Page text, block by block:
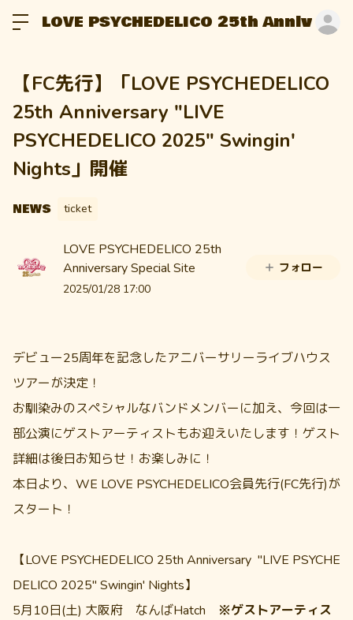
LOVE PSYCHEDELICO 25th
【FC先行】「LOVE PSYCHEDELICO
25th Anniversary "LIVE
PSYCHEDELICO 2025" Swingin'
Nights」開催
NEWS ticket
LOVE PSYCHEDELICO 25th
Anniversary Special Site
2025/01/28 17:00
フォロー
デビュー25周年を記念したアニバーサリーライブハウス
ツアーが決定！
お馴染みのスペシャルなバンドメンバーに加え、今回は一
部公演にゲストアーティストもお迎えいたします！ゲスト
詳細は後日お知らせ！お楽しみに！
本日より、WE LOVE PSYCHEDELICO会員先行(FC先行)が
スタート！
【LOVE PSYCHEDELICO 25th Anniversary "LIVE PSYCHE
DELICO 2025" Swingin' Nights】
5月10日(土) 大阪府 なんばHatch ※ゲストアーティス